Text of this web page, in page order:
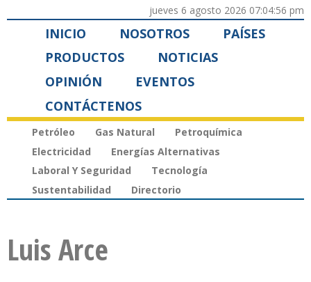
jueves 6 agosto 2026 07:04:56 pm
INICIO NOSOTROS
PAÍSES
PRODUCTOS
NOTICIAS
OPINIÓN
EVENTOS
CONTÁCTENOS
Petróleo Gas Natural
Petroquímica
Electricidad
Energías Alternativas
Laboral Y Seguridad
Tecnología
Sustentabilidad
Directorio
Luis Arce